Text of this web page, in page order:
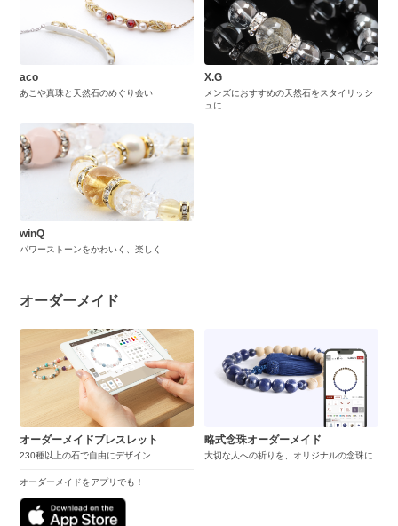
aco
あこや真珠と天然石のめぐり会い
X.G
メンズにおすすめの天然石をスタイリッシ
ュに
winQ
パワーストーンをかわいく、楽しく
オーダーメイド
オーダーメイドブレスレット
230種以上の石で自由にデザイン
オーダーメイドをアプリでも！
略式念珠オーダーメイド
大切な人への祈りを、オリジナルの念珠に